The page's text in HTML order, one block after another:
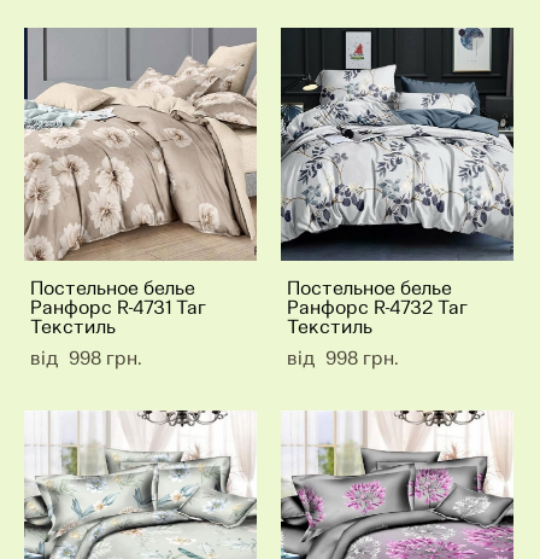
Постельное белье
Ранфорс R-4731 Таг
Текстиль
від 998 грн.
Постельное белье
Ранфорс R-4732 Таг
Текстиль
від 998 грн.